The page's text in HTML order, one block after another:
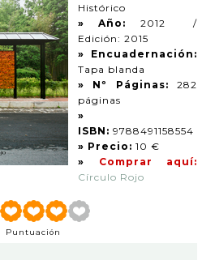
Histórico
» Año: 2012 /
Edición: 2015
» Encuadernación:
Tapa blanda
» Nº Páginas: 282
páginas
»
ISBN:9788491158554
» Precio: 10 €
» Comprar aquí:
Círculo Rojo
Puntuación